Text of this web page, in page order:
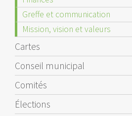
Greffe et communication
Mission, vision et valeurs
Cartes
Conseil municipal
Comités
Élections